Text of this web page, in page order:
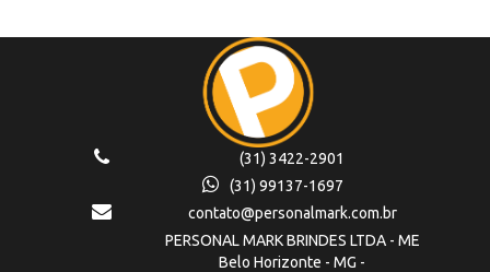
(31) 3422-2901
(31) 99137-1697
contato@personalmark.com.br
PERSONAL MARK BRINDES LTDA - ME
Belo Horizonte - MG -